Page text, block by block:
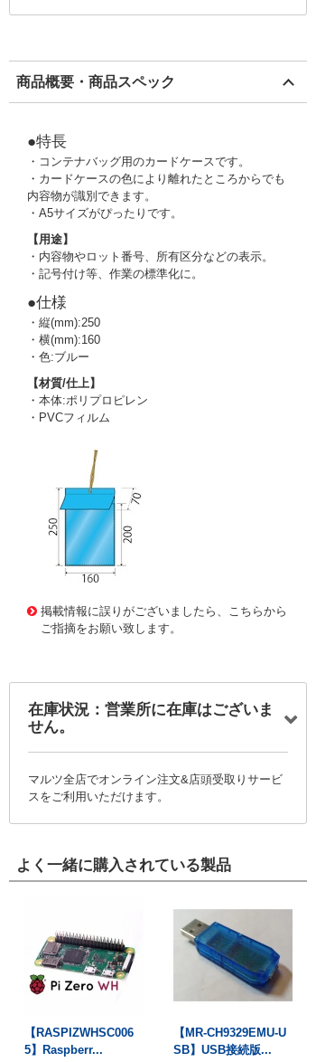
商品概要・商品スペック
●特長
・コンテナバッグ用のカードケースです。
・カードケースの色により離れたところからでも
内容物が識別できます。
・A5サイズがぴったりです。
【用途】
・内容物やロット番号、所有区分などの表示。
・記号付け等、作業の標準化に。
●仕様
・縦(mm):250
・横(mm):160
・色:ブルー
【材質/仕上】
・本体:ポリプロピレン
・PVCフィルム
掲載情報に誤りがございましたら、こちらから
ご指摘をお願い致します。
在庫状況：営業所に在庫はございま
せん。
マルツ全店でオンライン注文&店頭受取りサービ
スをご利用いただけます。
よく一緒に購入されている製品
【RASPIZWHSC006
5】Raspberr...
【MR-CH9329EMU-U
SB】USB接続版...